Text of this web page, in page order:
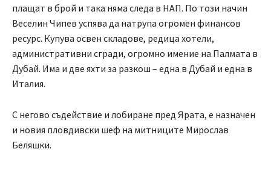
плащат в брой и така няма следа в НАП. По този начин
Веселин Чипев успява да натрупа огромен финансов
ресурс. Купува освен складове, редица хотели,
административни сгради, огромно имение на Палмата в
Дубай. Има и две яхти за разкош – една в Дубай и една в
Италия.
С негово съдействие и лобиране пред Ярата, е назначен
и новия пловдивски шеф на митниците Мирослав
Беляшки.